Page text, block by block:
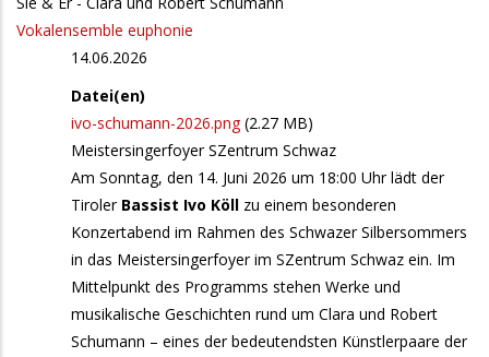
Vokalensemble euphonie
14.06.2026
Datei(en)
ivo-schumann-2026.png (2.27 MB)
Meistersingerfoyer SZentrum Schwaz
Am Sonntag, den 14. Juni 2026 um 18:00 Uhr lädt der
Tiroler Bassist Ivo Köll zu einem besonderen
Konzertabend im Rahmen des Schwazer Silbersommers
in das Meistersingerfoyer im SZentrum Schwaz ein. Im
Mittelpunkt des Programms stehen Werke und
musikalische Geschichten rund um Clara und Robert
Schumann – eines der bedeutendsten Künstlerpaare der